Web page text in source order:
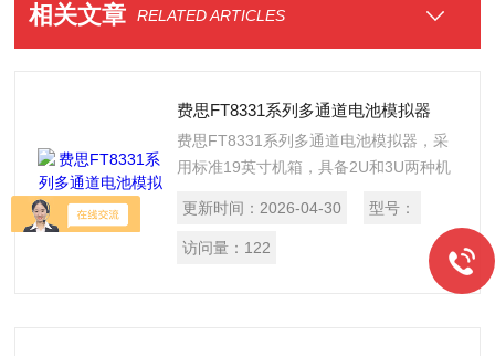
相关文章 RELATED ARTICLES
费思FT8331系列多通道电池模拟器
费思FT8331系列多通道电池模拟器，采
用标准19英寸机箱，具备2U和3U两种机
口，方便集成到研发和自动化测试平台，
也可单独使用。
更新时间： 2026-04-30 型号：
访问量： 122